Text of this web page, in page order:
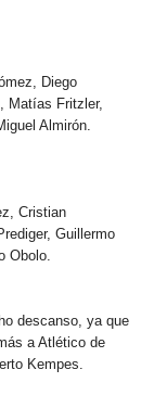
Diego
Matías Fritzler,
Almirón.
Cristian
Guillermo
Obolo.
descanso, ya que
a Atlético de
Kempes.